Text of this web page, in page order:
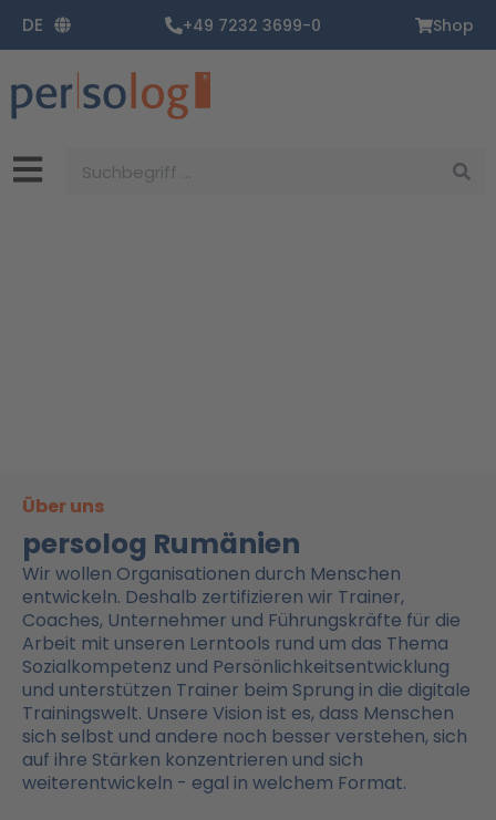
Inhalt
springen
DE +49 7232 3699-0 Shop
Über uns
persolog Rumänien
Wir wollen Organisationen durch Menschen
entwickeln. Deshalb zertifizieren wir Trainer,
Coaches, Unternehmer und Führungskräfte für die
Arbeit mit unseren Lerntools rund um das Thema
Sozialkompetenz und Persönlichkeitsentwicklung
und unterstützen Trainer beim Sprung in die digitale
Trainingswelt. Unsere Vision ist es, dass Menschen
sich selbst und andere noch besser verstehen, sich
auf ihre Stärken konzentrieren und sich
weiterentwickeln - egal in welchem Format.